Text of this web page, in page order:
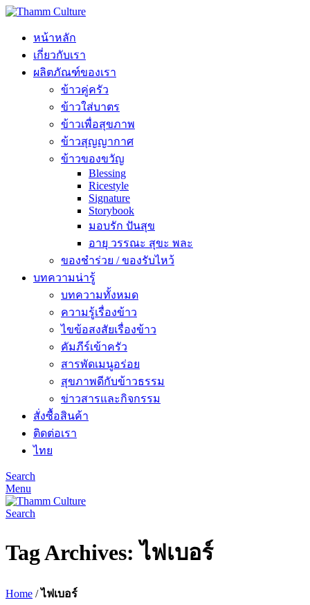
หน้าหลัก
เกี่ยวกับเรา
ผลิตภัณฑ์ของเรา
ข้าวคู่ครัว
ข้าวใส่บาตร
ข้าวเพื่อสุขภาพ
ข้าวสุญญากาศ
ข้าวของขวัญ
Blessing
Ricestyle
Signature
Storybook
มอบรัก ปันสุข
อายุ วรรณะ สุขะ พละ
ของชำร่วย / ของรับไหว้
บทความน่ารู้
บทความทั้งหมด
ความรู้เรื่องข้าว
ไขข้อสงสัยเรื่องข้าว
คัมภีร์เข้าครัว
สารพัดเมนูอร่อย
สุขภาพดีกับข้าวธรรม
ข่าวสารและกิจกรรม
สั่งซื้อสินค้า
ติดต่อเรา
ไทย
Search
Menu
Search
Tag Archives: ไฟเบอร์
Home /ไฟเบอร์